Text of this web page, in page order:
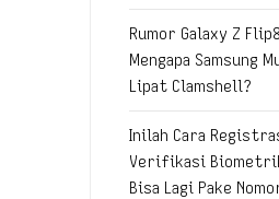
Rumor Galaxy Z
Mengapa Samsung
Lipat Clamshell?
Inilah Cara
Verifikasi
Bisa Lagi Pake